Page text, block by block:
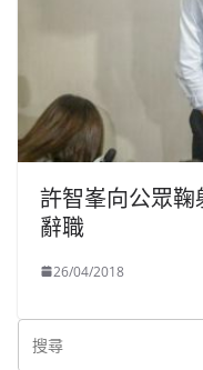
許智峯向公眾
辭職
26/04/2018